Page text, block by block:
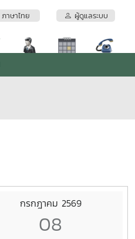
ภาษาไทย ผู้ดูแลระบบ
กรกฎาคม 2569
08